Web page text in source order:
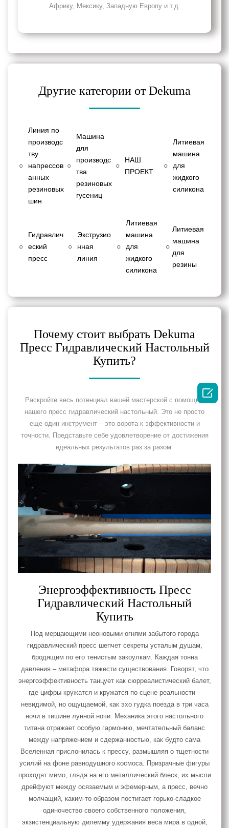
Африку, Мексику, Западную Европу и т.д.
Другие категории от Dekuma
○
Линия по
производс
тву
напрессов
анных
резиновых
шин
○
Машина
для
производс
тва
резиновых
гусениц
○
НАШ
ПРОЕКТ
○
Литиевая
машина
для
жидкого
силикона
○
Гидравлич
еский
пресс
○
Экструзио
нная
линия
○
Литиевая
машина
для
жидкого
силикона
○
Литиевая
машина
для
резины
Почему стоит выбрать Dekuma
Пресс Гидравлический Настольный
Купить?
Раскройте весь потенциал вашей мастерской с помощью
нашего пресс гидравлический настольный. Это не просто
еще один инструмент – это ворота к эффективности и
точности. Представьте себе удовлетворение от достижения
идеальных результатов раз за разом.
Энергоэффективность Пресс
Гидравлический Настольный
Купить
Под мерцающими неоновыми огнями забытого города
гидравлический пресс шепчет секреты усталым душам,
бродящим по его тенистым закоулкам. Каждая тонна
давления – метафора тяжести существования. Говорят, что
энергоэффективность танцует как сюрреалистический балет,
где цифры кружатся и кружатся по сцене реальности –
невидимой, но ощущаемой, как эхо гудка поезда в три часа
ночи в тишине лунной ночи. Механика этого настольного
титана отражает особую гармонию, мечтательный баланс
между напряжением и сдержанностью, как будто сама
Вселенная прислонилась к прессу, размышляя о тщетности
усилий на фоне равнодушного космоса. Призрачные фигуры
проходят мимо, глядя на его металлический блеск, их мысли
дрейфуют между осязаемым и эфемерным, а пресс, вечно
молчащий, каким-то образом постигает горько-сладкое
одиночество своего собственного положения,
экзистенциальную дилемму удержания веса мира в одной,
